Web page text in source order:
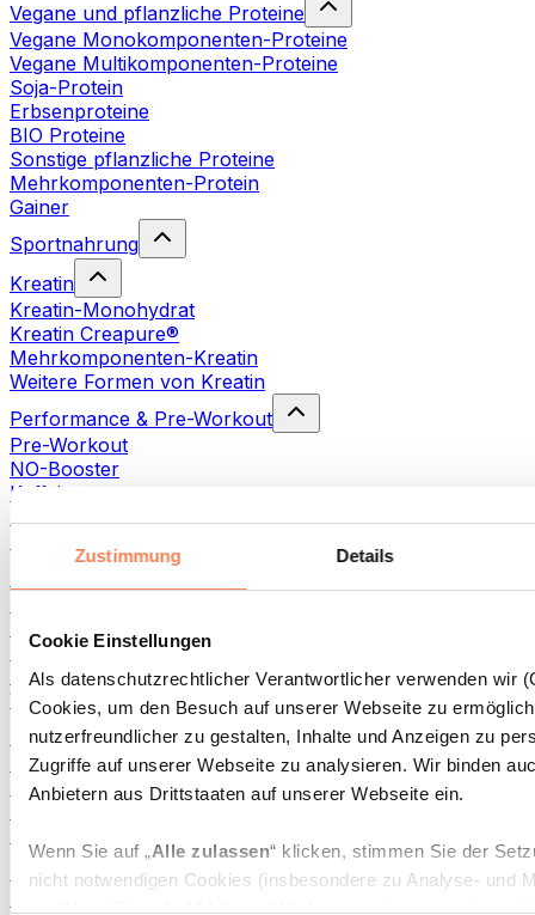
Zustimmung Details
Cookie Einstellungen
Als datenschutzrechtlicher Verantwortlicher verwenden wir
Cookies, um den Besuch auf unserer Webseite zu
nutzerfreundlicher zu gestalten, Inhalte und Anzeigen zu
Zugriffe auf unserer Webseite zu analysieren. Wir binden
Anbietern aus Drittstaaten auf unserer Webseite ein.
Wenn Sie auf „Alle zulassen“ klicken, stimmen Sie der
nicht notwendigen Cookies (insbesondere zu Analyse- und
zu. Wenn Sie auf „Ablehnen“ klicken, werden nur
Vegane und pflanzliche Proteine
Vegane Monokomponenten-Proteine
Vegane Multikomponenten-Proteine
Soja-Protein
Erbsenproteine
BIO Proteine
Sonstige pflanzliche Proteine
Mehrkomponenten-Protein
Gainer
Sportnahrung
Kreatin
Kreatin-Monohydrat
Kreatin Creapure®
Mehrkomponenten-Kreatin
Weitere Formen von Kreatin
Performance & Pre-Workout
Pre-Workout
NO-Booster
Koffein
Beta Alanin
Tribulus Terrestris
Maca
DAA
Weitere Testo-Booster
Kohlenhydrate
Schnelle Kohlenhydrate
All-in-One
Aminosäuren